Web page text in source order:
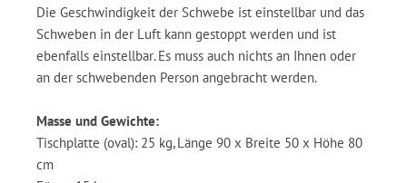
Die Geschwindigkeit der Schwebe ist einstellbar und das
Schweben in der Luft kann gestoppt werden und ist
ebenfalls einstellbar. Es muss auch nichts an Ihnen oder
an der schwebenden Person angebracht werden.
Masse und Gewichte:
Tischplatte (oval): 25 kg, Länge 90 x Breite 50 x Höhe 80
cm